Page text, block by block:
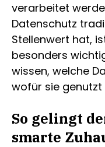
verarbeitet
Datenschutz
Stellenwert hat,
besonders
wissen, welche
wofür sie genutzt
So gelingt
smarte